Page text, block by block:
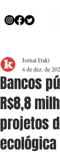
Bancos
R$8,8
projetos
ecológica
Jornal Daki
4 de dez. de